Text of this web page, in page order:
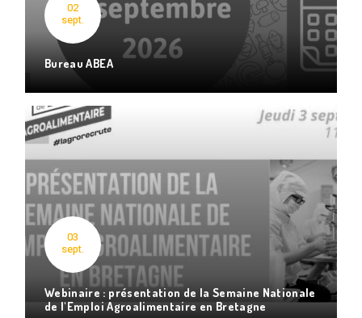
02
sept.
Bureau ABEA
03
sept.
Webinaire : présentation de la Semaine Nationale
de l'Emploi Agroalimentaire en Bretagne